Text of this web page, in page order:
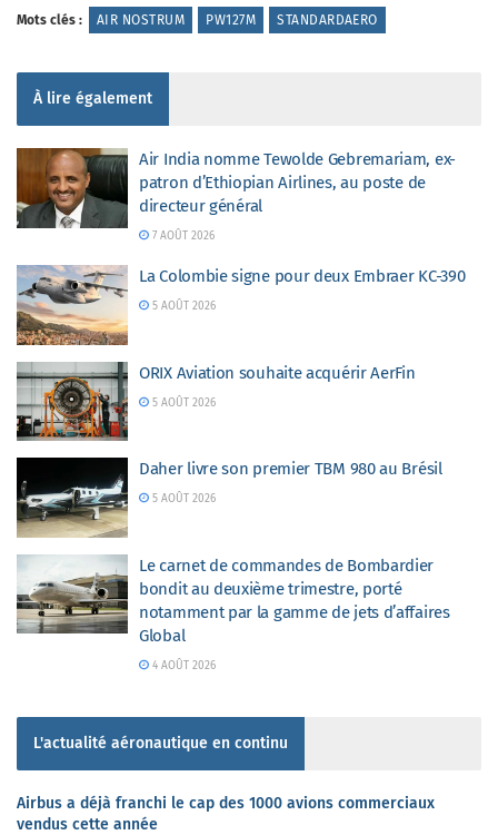
Mots clés : AIR NOSTRUM PW127M STANDARDAERO
À lire également
Air India nomme Tewolde Gebremariam, ex-
patron d’Ethiopian Airlines, au poste de
directeur général
7 AOÛT 2026
La Colombie signe pour deux Embraer KC-390
5 AOÛT 2026
ORIX Aviation souhaite acquérir AerFin
5 AOÛT 2026
Daher livre son premier TBM 980 au Brésil
5 AOÛT 2026
Le carnet de commandes de Bombardier
bondit au deuxième trimestre, porté
notamment par la gamme de jets d’affaires
Global
4 AOÛT 2026
L'actualité aéronautique en continu
Airbus a déjà franchi le cap des 1000 avions commerciaux
vendus cette année